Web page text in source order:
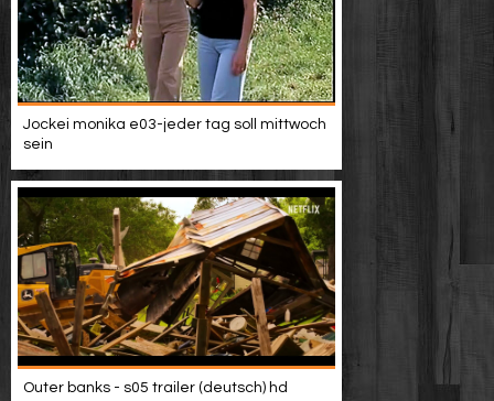
Jockei monika e03-jeder tag soll mittwoch
sein
Outer banks - s05 trailer (deutsch) hd